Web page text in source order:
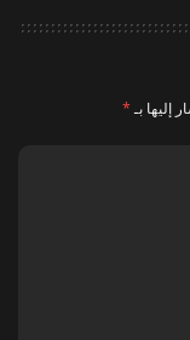
إليها بـ*